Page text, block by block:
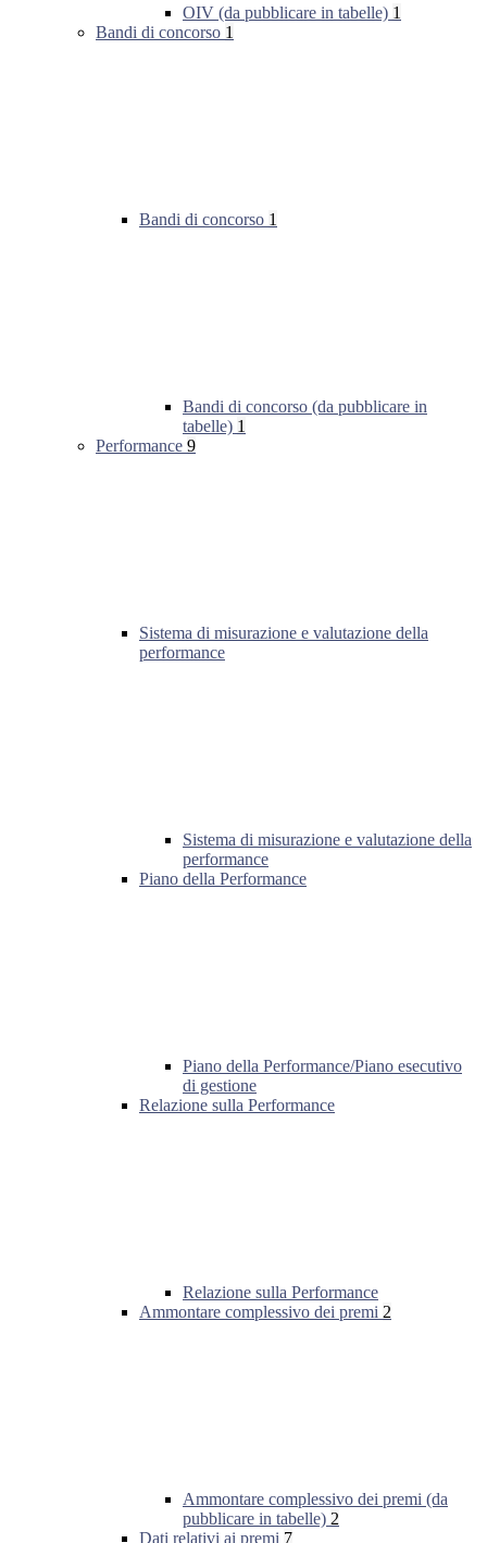
OIV (da pubblicare in tabelle) 1
Bandi di concorso 1
Bandi di concorso 1
Bandi di concorso (da pubblicare in
tabelle) 1
Performance 9
Sistema di misurazione e valutazione della
performance
Sistema di misurazione e valutazione della
performance
Piano della Performance
Piano della Performance/Piano esecutivo
di gestione
Relazione sulla Performance
Relazione sulla Performance
Ammontare complessivo dei premi 2
Ammontare complessivo dei premi (da
pubblicare in tabelle) 2
Dati relativi ai premi 7